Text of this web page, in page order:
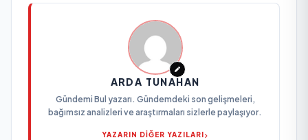
ARDA TUNAHAN
Gündemi Bul yazarı. Gündemdeki son gelişmeleri,
bağımsız analizleri ve araştırmaları sizlerle paylaşıyor.
YAZARIN DİĞER YAZILARI